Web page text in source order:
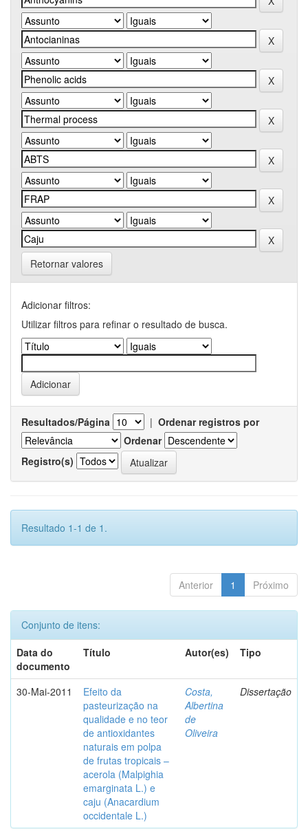
Retornar valores
Adicionar filtros:
Utilizar filtros para refinar o resultado de busca.
Resultados/Página | Ordenar registros por
Ordenar
Registro(s)
Resultado 1-1 de 1.
Anterior 1 Próximo
Conjunto de itens:
Data do
documento
Título Autor(es) Tipo
30-Mai-2011
Efeito da
pasteurização na
qualidade e no teor
de antioxidantes
naturais em polpa
de frutas tropicais –
acerola (Malpighia
emarginata L.) e
caju (Anacardium
occidentale L.)
Costa,
Albertina
de
Oliveira
Dissertação